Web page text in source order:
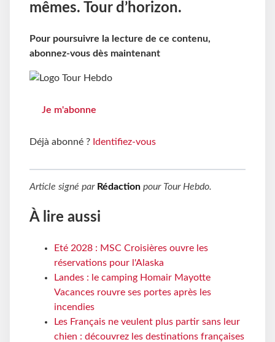
mêmes. Tour d’horizon.
Pour poursuivre la lecture de ce contenu,
abonnez-vous dès maintenant
Je m'abonne
Déjà abonné ? Identifiez-vous
Article signé par Rédaction pour Tour Hebdo.
À lire aussi
Eté 2028 : MSC Croisières ouvre les
réservations pour l'Alaska
Landes : le camping Homair Mayotte
Vacances rouvre ses portes après les
incendies
Les Français ne veulent plus partir sans leur
chien : découvrez les destinations françaises